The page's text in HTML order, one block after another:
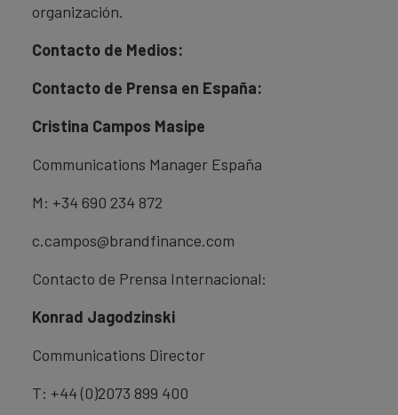
organización.
Contacto de Medios:
Contacto de Prensa en España:
Cristina Campos Masipe
Communications Manager España
M: +34 690 234 872
c.campos@brandfinance.com
Contacto de Prensa Internacional:
Konrad Jagodzinski
Communications Director
T: +44 (0)2073 899 400